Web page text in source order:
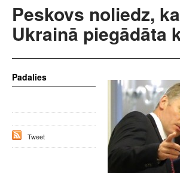
Peskovs noliedz,
Ukrainā piegādāta
Padalies
Tweet